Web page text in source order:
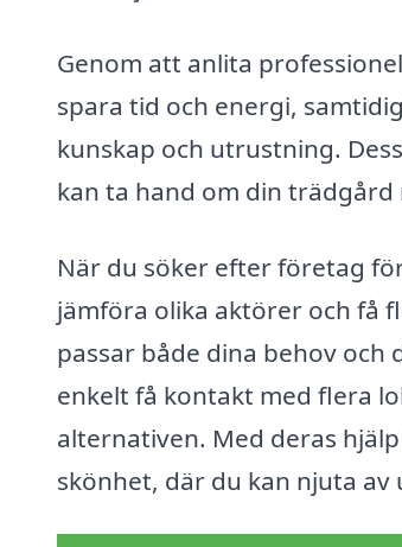
Genom att anlita
spara tid och energi,
kunskap och utrustning.
kan ta hand om din trädgård
När du söker efter företag
jämföra olika aktörer och få
passar både dina behov och
enkelt få kontakt med flera
alternativen. Med deras
skönhet, där du kan njuta av